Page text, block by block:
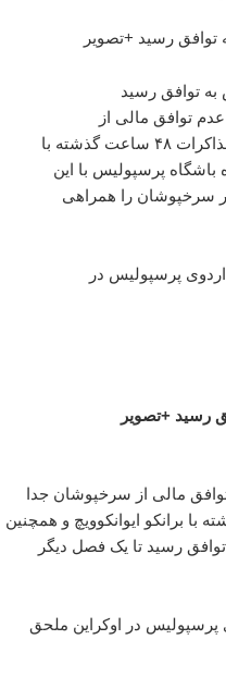
توافق رسید +تصویر
توافق مالی از
سرخپوشان جدا شده بود پس از مذاکرات ۴۸ ساعت گذشته با
باشگاه پرسپولیس با این
سرخپوشان را همراهی
پرسپولیس در
رسید +تصویر
مالی از سرخپوشان جدا
۴۸ ساعت گذشته با برانکو ایوانکوویچ و همچنین
توافق رسید تا یک فصل دیگر
پرسپولیس در اوکراین ملحق